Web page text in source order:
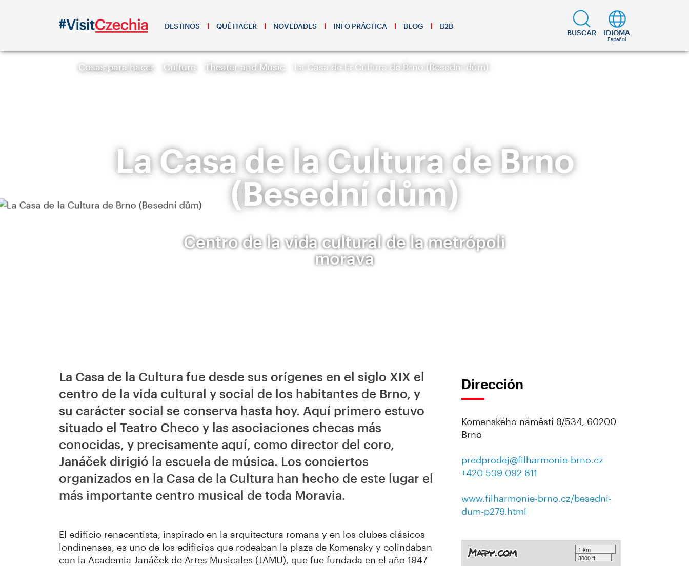
DESTINOS QUÉ HACER NOVEDADES INFO PRÁCTICA BLOG B2B
BUSCAR IDIOMA
Español
Cosas para hacer Culture Theater and Music La Casa de la Cultura de Brno (Besední dům)
La Casa de la Cultura de Brno
(Besední dům)
Centro de la vida cultural de la metrópoli
morava
La Casa de la Cultura fue desde sus orígenes en el siglo XIX el
centro de la vida cultural y social de los habitantes de Brno, y
su carácter social se conserva hasta hoy. Aquí primero estuvo
situado el Teatro Checo y las asociaciones checas más
conocidas, y precisamente aquí, como director del coro,
Janáček dirigió la escuela de música. Los conciertos
organizados en la Casa de la Cultura han hecho de este lugar el
más importante centro musical de toda Moravia.
El edificio renacentista, inspirado en la arquitectura romana y en los clubes clásicos
londinenses, es uno de los edificios que rodeaban la plaza de Komensky y colindaban
con la Academia Janáček de Artes Musicales (JAMU), que fue fundada en el año 1947
Dirección
Komenského náměstí 8/534, 60200
Brno
predprodej@filharmonie-brno.cz
+420 539 092 811
www.filharmonie-brno.cz/besedni-
dum-p279.html
1 km
3000 ft